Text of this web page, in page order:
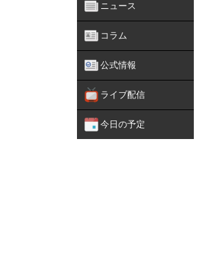
ニュース
コラム
公式情報
ライブ配信
今日の予定